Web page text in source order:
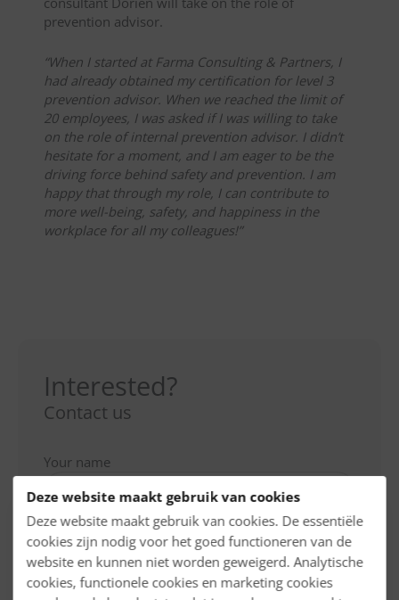
prevention advisor.
“When I started at Farma Consulting & Partners, I
had already obtained my certification for level 3
prevention advisor. When we reached the limit of
20 employees, I was asked if I was willing to take
on the role of internal prevention advisor. I didn’t
hesitate for a moment, and I am eager to be the
driving force behind safety and prevention. I am
happy that through my role, I can contribute to
more well-being, safety, and happiness in the
workplace for all my colleagues!”
Interested?
Contact us
Your name
Your email adress
Deze website maakt gebruik van cookies
Deze website maakt gebruik van cookies. De essentiële
cookies zijn nodig voor het goed functioneren van de
website en kunnen niet worden geweigerd. Analytische
cookies, functionele cookies en marketing cookies